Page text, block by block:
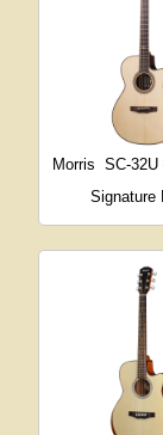
Morris
SC-32U
Signature